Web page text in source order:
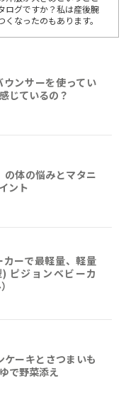
ログですか？私は産後腕
なったのもあります。
ンサーを使ってい
じているの？
体の悩みとマタニ
ント
ーで最軽量、軽量
ピジョンベビーカ
ーキとさつまいも
で野菜添え